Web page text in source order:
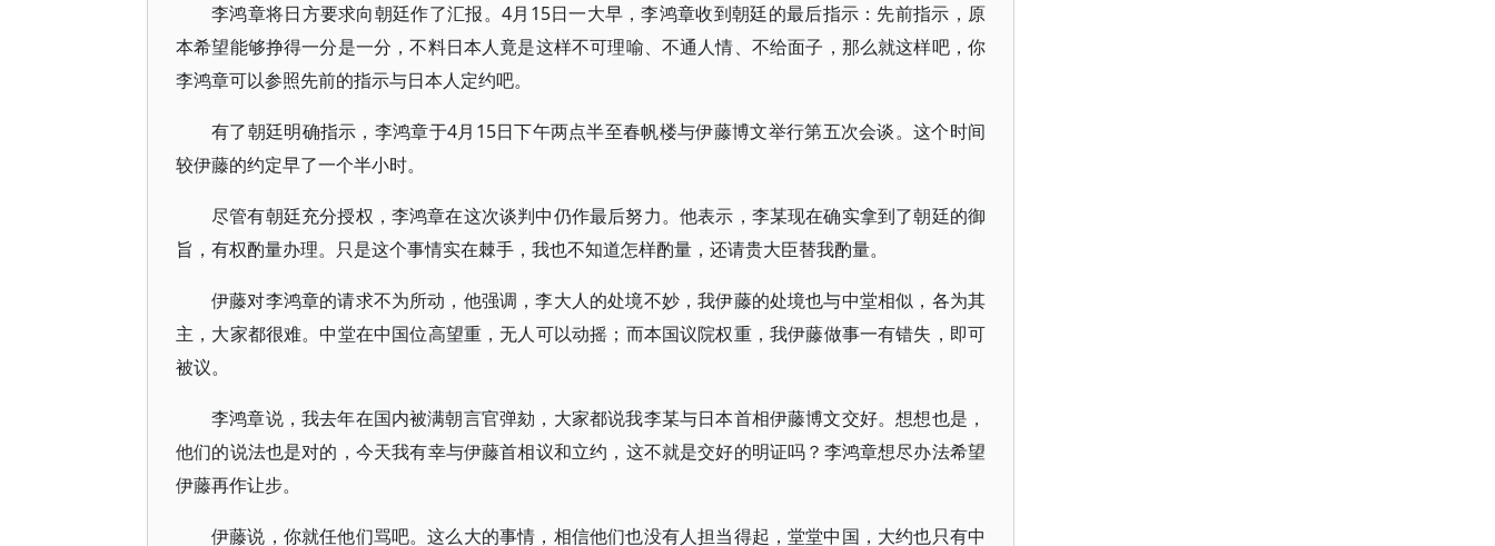
李鸿章将日方要求向朝廷作了汇报。4月15日一大早，李鸿章收到朝廷的最后指示：先前指示，原
本希望能够挣得一分是一分，不料日本人竟是这样不可理喻、不通人情、不给面子，那么就这样吧，你
李鸿章可以参照先前的指示与日本人定约吧。
有了朝廷明确指示，李鸿章于4月15日下午两点半至春帆楼与伊藤博文举行第五次会谈。这个时间
较伊藤的约定早了一个半小时。
尽管有朝廷充分授权，李鸿章在这次谈判中仍作最后努力。他表示，李某现在确实拿到了朝廷的御
旨，有权酌量办理。只是这个事情实在棘手，我也不知道怎样酌量，还请贵大臣替我酌量。
伊藤对李鸿章的请求不为所动，他强调，李大人的处境不妙，我伊藤的处境也与中堂相似，各为其
主，大家都很难。中堂在中国位高望重，无人可以动摇；而本国议院权重，我伊藤做事一有错失，即可
被议。
李鸿章说，我去年在国内被满朝言官弹劾，大家都说我李某与日本首相伊藤博文交好。想想也是，
他们的说法也是对的，今天我有幸与伊藤首相议和立约，这不就是交好的明证吗？李鸿章想尽办法希望
伊藤再作让步。
伊藤说，你就任他们骂吧。这么大的事情，相信他们也没有人担当得起，堂堂中国，大约也只有中